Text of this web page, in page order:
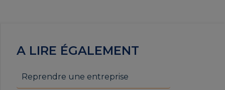
A LIRE ÉGALEMENT
Reprendre une entreprise